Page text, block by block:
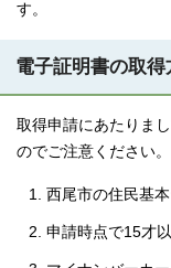
す。
電子証明書の取得
取得申請にあたりま
のでご注意ください。
西尾市の住民基
申請時点で15才